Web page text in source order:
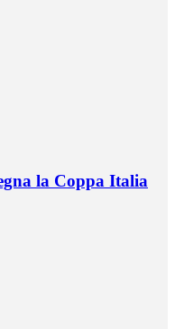
la Coppa Italia